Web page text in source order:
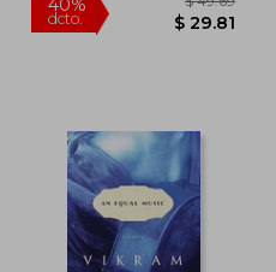
dcto. $